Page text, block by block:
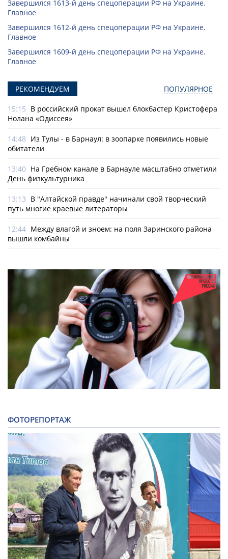
Завершился 1613-й день спецоперации РФ на Украине.
Главное
Завершился 1612-й день спецоперации РФ на Украине.
Главное
Завершился 1609-й день спецоперации РФ на Украине.
Главное
РЕКОМЕНДУЕМ ПОПУЛЯРНОЕ
15:15 В российский прокат вышел блокбастер Кристофера
Нолана «Одиссея»
14:48 Из Тулы - в Барнаул: в зоопарке появились новые
обитатели
13:40 На Гребном канале в Барнауле масштабно отметили
День физкультурника
13:13 В "Алтайской правде" начинали свой творческий
путь многие краевые литераторы
12:44 Между влагой и зноем: на поля Заринского района
вышли комбайны
ФОТОРЕПОРТАЖ